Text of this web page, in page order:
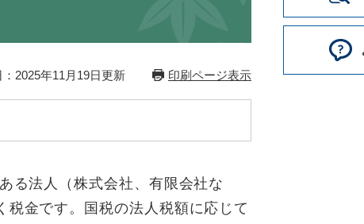
2025年11月19日更新 印刷ページ表示
る法人（株式会社、有限会社な
税金です。国税の法人税額に応じて